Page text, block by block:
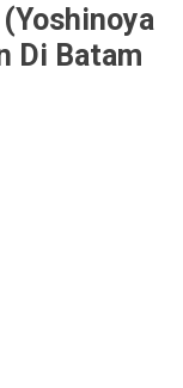
Di Batam